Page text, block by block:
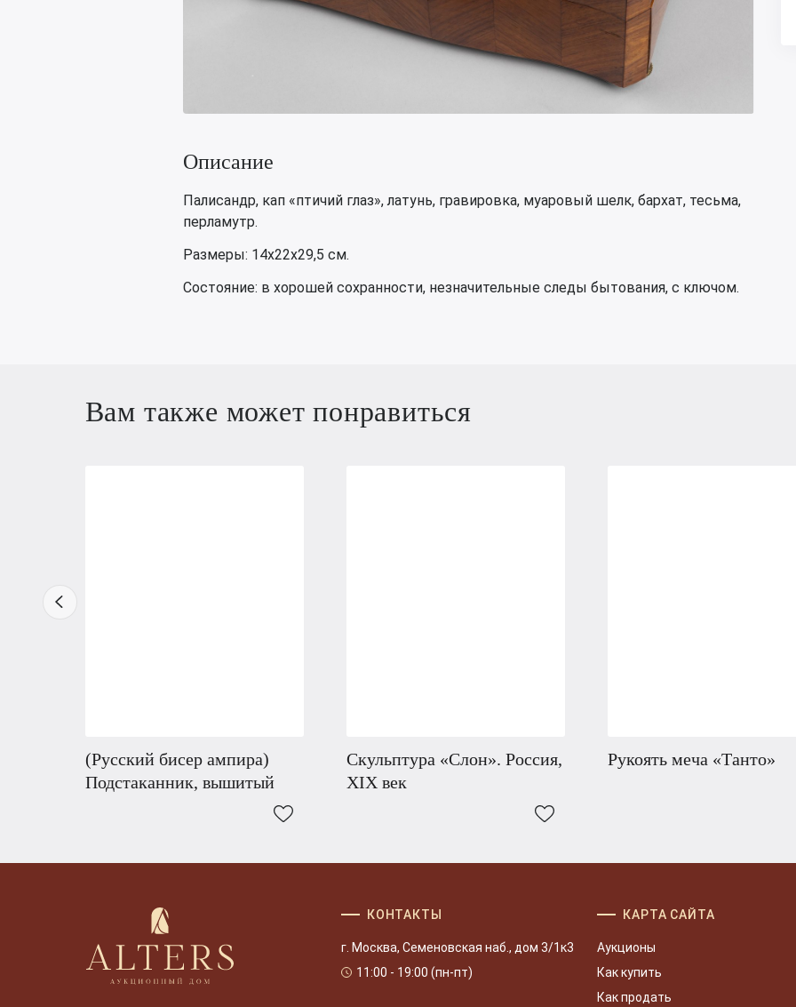
Описание
Палисандр, кап «птичий глаз», латунь, гравировка, муаровый шелк, бархат, тесьма,
перламутр.
Размеры: 14х22х29,5 см.
Состояние: в хорошей сохранности, незначительные следы бытования, с ключом.
Вам также может понравиться
(Русский бисер ампира)
Подстаканник, вышитый
Скульптура «Слон». Россия,
ХIХ век
Рукоять меча «Танто»
КОНТАКТЫ
г. Москва, Семеновская наб., дом 3/1к3
11:00 - 19:00 (пн-пт)
КАРТА САЙТА
Аукционы
Как купить
Как продать